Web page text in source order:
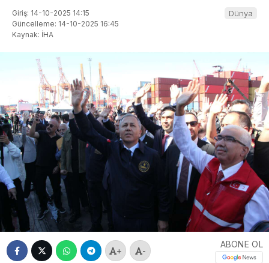
Giriş: 14-10-2025 14:15
Güncelleme: 14-10-2025 16:45
Kaynak: İHA
Dünya
+ -
ABONE OL